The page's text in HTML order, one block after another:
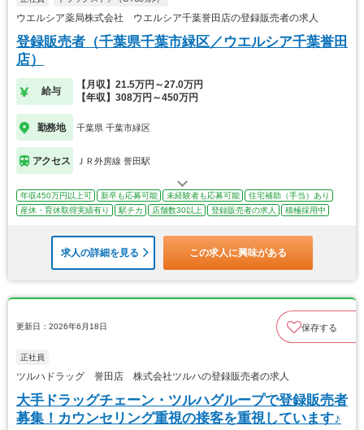
ウエルシア薬局株式会社 ウエルシア千葉誉田店の登録販売者の求人
登録販売者（千葉県千葉市緑区／ウエルシア千葉誉田
店）
給与
【月収】21.5万円～27.0万円
【年収】308万円～450万円
勤務地 千葉県 千葉市緑区
アクセス ＪＲ外房線 誉田駅
年収450万円以上可 新卒も応募可能 未経験者も応募可能
住宅補助（手当）あり
産休・育休取得実績有り
駅チカ 店舗数30以上 登録販売者の求人 積極採用中
求人の詳細を見る この求人に興味がある
更新日：2026年6月18日 保存する
正社員
ツルハドラッグ 誉田店 株式会社ツルハの登録販売者の求人
大手ドラッグチェーン・ツルハグループで登録販売者
募集！カウンセリング重視の接客を重視しています♪